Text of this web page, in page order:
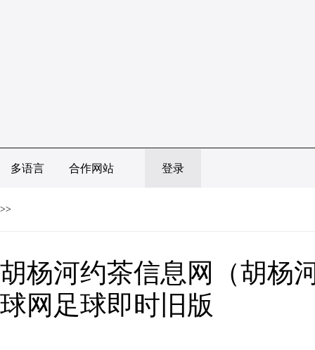
多语言 合作网站 登录
>>
胡杨河约茶信息网（胡杨
球网足球即时旧版